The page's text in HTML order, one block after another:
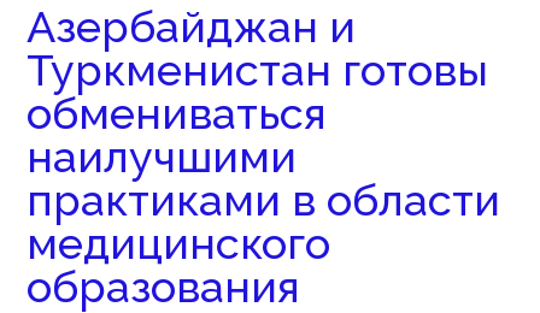
Азербайджан и
Туркменистан готовы
обмениваться
наилучшими
практиками в области
медицинского
образования